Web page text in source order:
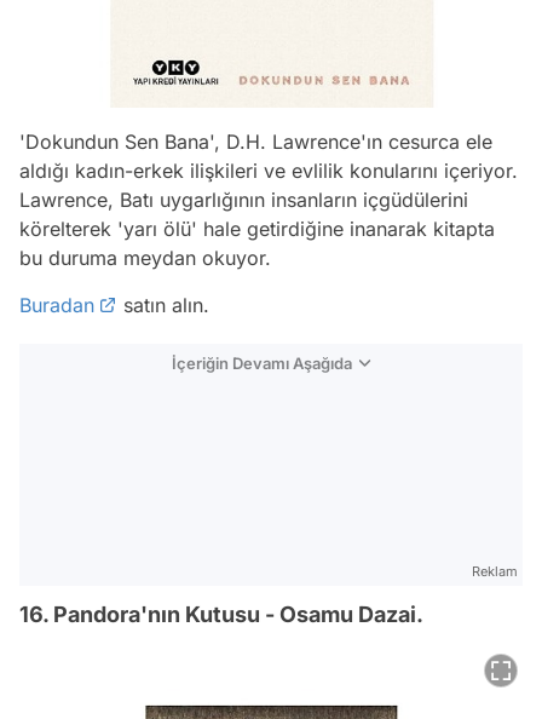
'Dokundun Sen Bana', D.H. Lawrence'ın cesurca ele
aldığı kadın-erkek ilişkileri ve evlilik konularını içeriyor.
Lawrence, Batı uygarlığının insanların içgüdülerini
körelterek 'yarı ölü' hale getirdiğine inanarak kitapta
bu duruma meydan okuyor.
Buradan
satın alın.
İçeriğin Devamı Aşağıda
Reklam
16. Pandora'nın Kutusu - Osamu Dazai.